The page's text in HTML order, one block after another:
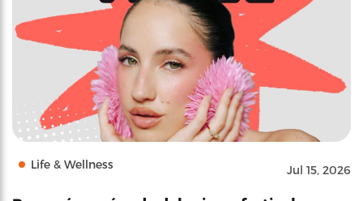
Life & Wellness Jul 15, 2026